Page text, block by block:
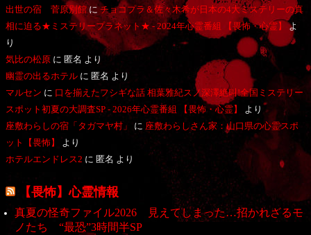
出世の宿 菅原別館にチョコプラ＆佐々木希が日本の4大ミステリーの真
相に迫る★ミステリープラネット★ - 2024年心霊番組 【畏怖・心霊】 よ
り
気比の松原 に 匿名 より
幽霊の出るホテル に 匿名 より
マルセン に 口を揃えたフシギな話 相葉雅紀スノ深澤絶叫!全国ミステリー
スポット初夏の大調査SP - 2026年心霊番組 【畏怖・心霊】
より
座敷わらしの宿「タガマヤ村」
に 座敷わらしさん家：山口県の心霊スポ
ット【畏怖】
より
ホテルエンドレス2 に 匿名 より
【畏怖】心霊情報
真夏の怪奇ファイル2026 見えてしまった…招かれざるモ
ノたち “最恐”3時間半SP